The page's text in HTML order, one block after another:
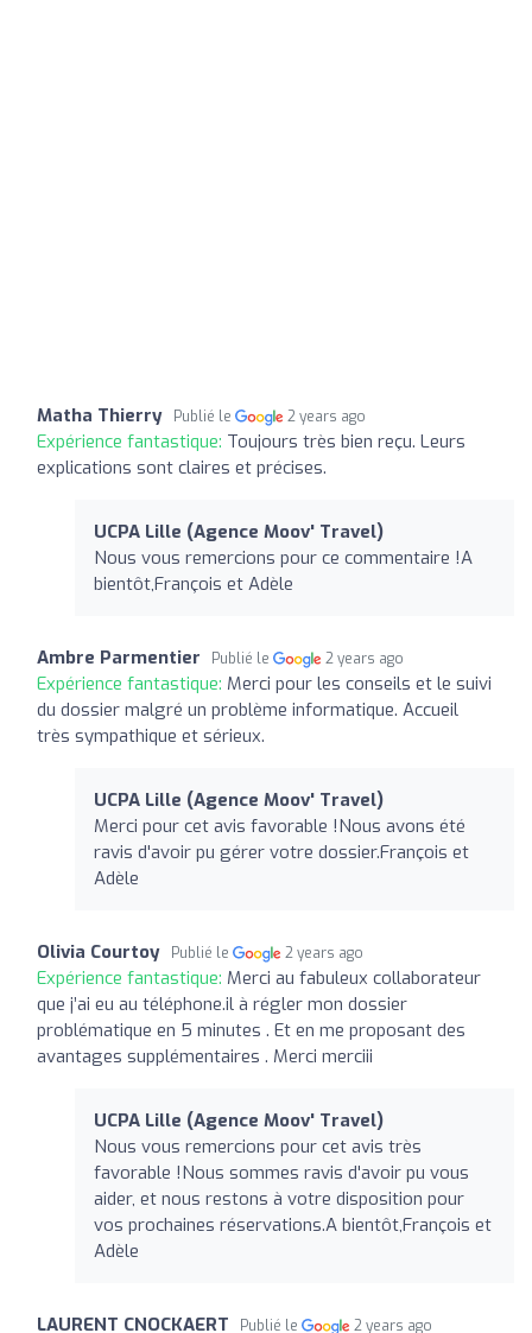
Matha Thierry Publié le 2 years ago
Expérience fantastique: Toujours très bien reçu. Leurs
explications sont claires et précises.
UCPA Lille (Agence Moov' Travel)
Nous vous remercions pour ce commentaire !A
bientôt,François et Adèle
Ambre Parmentier Publié le 2 years ago
Expérience fantastique: Merci pour les conseils et le suivi
du dossier malgré un problème informatique. Accueil
très sympathique et sérieux.
UCPA Lille (Agence Moov' Travel)
Merci pour cet avis favorable !Nous avons été
ravis d'avoir pu gérer votre dossier.François et
Adèle
Olivia Courtoy Publié le 2 years ago
Expérience fantastique: Merci au fabuleux collaborateur
que j’ai eu au téléphone.il à régler mon dossier
problématique en 5 minutes . Et en me proposant des
avantages supplémentaires . Merci merciii
UCPA Lille (Agence Moov' Travel)
Nous vous remercions pour cet avis très
favorable !Nous sommes ravis d'avoir pu vous
aider, et nous restons à votre disposition pour
vos prochaines réservations.A bientôt,François et
Adèle
LAURENT CNOCKAERT Publié le 2 years ago